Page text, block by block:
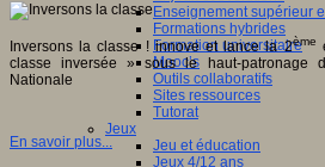
Enseignement supérieur
Formations hybrides
Formation universitaire
Mooc’s
Outils collaboratifs
Sites ressources
Tutorat
Jeux
Jeu et éducation
Jeux 4/12 ans
Inversons la classe ! innove et lance la 2ème
classe inversée » sous le haut-patronage
Nationale
En savoir plus...